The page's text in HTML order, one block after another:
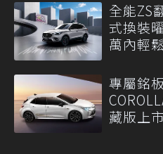
全能ZS
式換裝
萬內輕
專屬銘
藏版上市